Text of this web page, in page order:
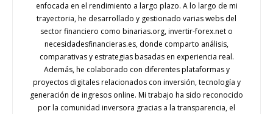
enfocada en el rendimiento a largo plazo. A lo largo de mi
trayectoria, he desarrollado y gestionado varias webs del
sector financiero como binarias.org, invertir-forex.net o
necesidadesfinancieras.es, donde comparto análisis,
comparativas y estrategias basadas en experiencia real.
Además, he colaborado con diferentes plataformas y
proyectos digitales relacionados con inversión, tecnología y
generación de ingresos online. Mi trabajo ha sido reconocido
por la comunidad inversora gracias a la transparencia, el